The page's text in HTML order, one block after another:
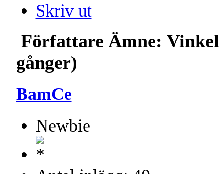
Skriv ut
Författare Ämne:
gånger)
BamCe
Newbie